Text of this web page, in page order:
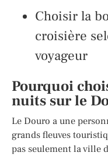
Choisir la
croisière
voyageur
Pourquoi
nuits sur le
Le Douro a une
grands fleuves
pas seulement la ville